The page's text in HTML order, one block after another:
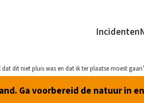
Incidenten
dat dit niet pluis was en dat ik ter plaatse moest
Ga voorbereid de natuur in